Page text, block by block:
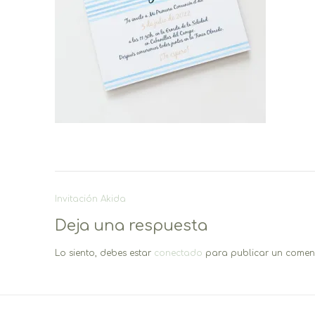
Navegación
entradas
Invitación Akida
Deja una respuesta
Lo siento, debes estar conectado para publicar un